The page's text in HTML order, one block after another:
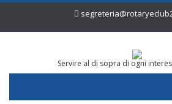
Servire al di sopra di ogni